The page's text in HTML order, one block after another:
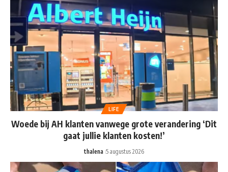
LIFE
Woede bij AH klanten vanwege grote verandering ‘Dit
gaat jullie klanten kosten!’
thalena 5 augustus 2026